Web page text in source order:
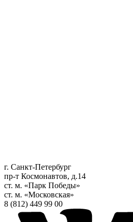
г. Санкт-Петербург
пр-т Космонавтов, д.14
ст. м. «Парк Победы»
ст. м. «Московская»
8 (812) 449 99 00